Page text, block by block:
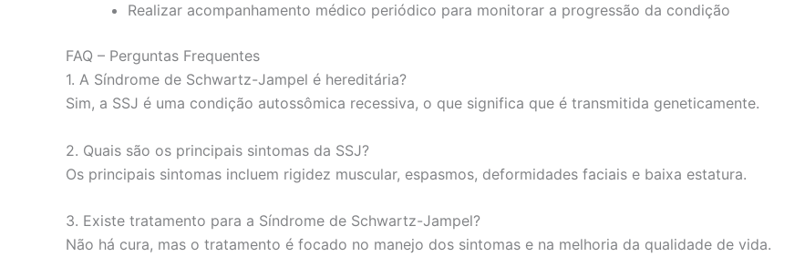
Realizar acompanhamento médico periódico para monitorar a progressão da condição
FAQ – Perguntas Frequentes
1. A Síndrome de Schwartz-Jampel é hereditária?
Sim, a SSJ é uma condição autossômica recessiva, o que significa que é transmitida geneticamente.
2. Quais são os principais sintomas da SSJ?
Os principais sintomas incluem rigidez muscular, espasmos, deformidades faciais e baixa estatura.
3. Existe tratamento para a Síndrome de Schwartz-Jampel?
Não há cura, mas o tratamento é focado no manejo dos sintomas e na melhoria da qualidade de vida.